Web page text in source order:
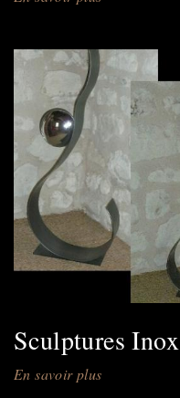
&
Trophées
Sculptures Inox
En savoir plus